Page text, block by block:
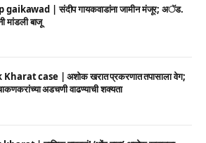
gaikawad | संदीप गायकवाडांना जामीन मंजूर; अॅड.
मांडली बाजू
case | अशोक खरात प्रकरणात तपासाला वेग;
अडचणी वाढण्याची शक्यता